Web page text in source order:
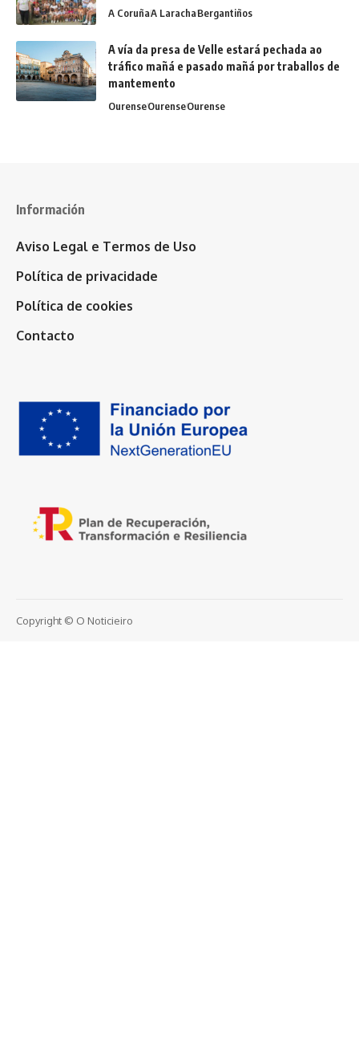
A CoruñaA LarachaBergantiños
A vía da presa de Velle estará pechada ao
tráfico mañá e pasado mañá por traballos de
mantemento
OurenseOurenseOurense
Información
Aviso Legal e Termos de Uso
Política de privacidade
Política de cookies
Contacto
Copyright © O Noticieiro